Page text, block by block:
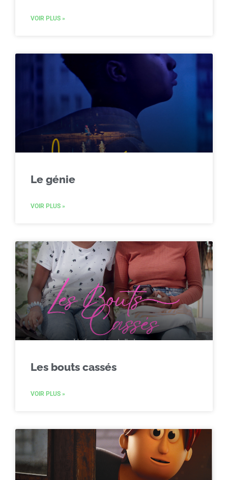
VOIR PLUS »
Le génie
VOIR PLUS »
Les bouts cassés
VOIR PLUS »